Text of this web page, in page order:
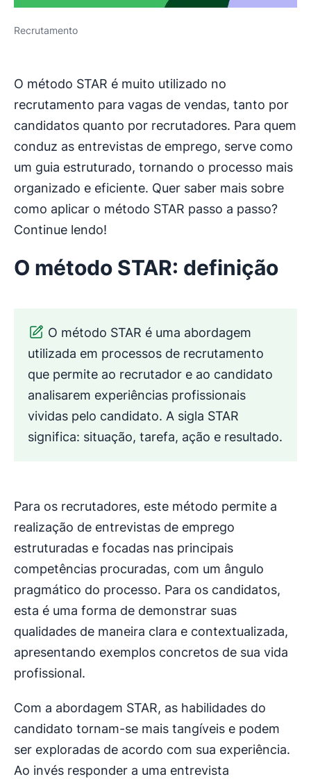
Recrutamento
O método STAR é muito utilizado no
recrutamento para vagas de vendas, tanto por
candidatos quanto por recrutadores. Para quem
conduz as entrevistas de emprego, serve como
um guia estruturado, tornando o processo mais
organizado e eficiente. Quer saber mais sobre
como aplicar o método STAR passo a passo?
Continue lendo!
O método STAR: definição
O método STAR é uma abordagem
utilizada em processos de recrutamento
que permite ao recrutador e ao candidato
analisarem experiências profissionais
vividas pelo candidato. A sigla STAR
significa: situação, tarefa, ação e resultado.
Para os recrutadores, este método permite a
realização de entrevistas de emprego
estruturadas e focadas nas principais
competências procuradas, com um ângulo
pragmático do processo. Para os candidatos,
esta é uma forma de demonstrar suas
qualidades de maneira clara e contextualizada,
apresentando exemplos concretos de sua vida
profissional.
Com a abordagem STAR, as habilidades do
candidato tornam-se mais tangíveis e podem
ser exploradas de acordo com sua experiência.
Ao invés responder a uma entrevista